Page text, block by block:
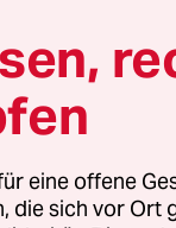
haben.
eine offene
die sich vor Ort